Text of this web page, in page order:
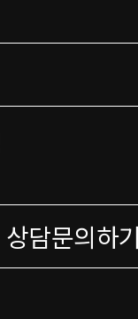
상담문의하